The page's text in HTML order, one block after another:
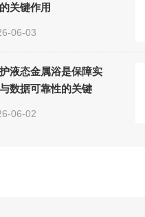
关键作用
06-03
液态金属浴是保障实
数据可靠性的关键
06-02